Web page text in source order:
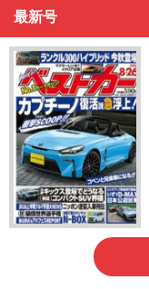
最新号